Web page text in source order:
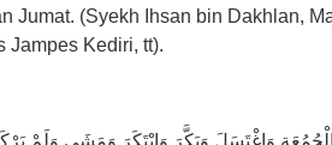
Jumat. (Syekh Ihsan bin Dakhlan,
Jampes Kediri, tt).